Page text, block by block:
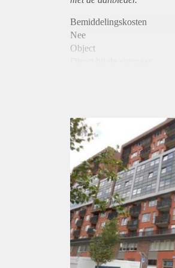
Bemiddelingskosten
Nee
Object
Huurtoeslag
Niet mogelijk
Inkomen eis
2,8 X Maandhuur Bruto
Huurtermijn
Onbepaalde termijn
Oplevering
Kaal